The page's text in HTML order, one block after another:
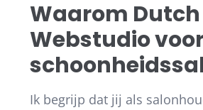
Waarom Dutch
Webstudio
Ik begrijp dat jij als